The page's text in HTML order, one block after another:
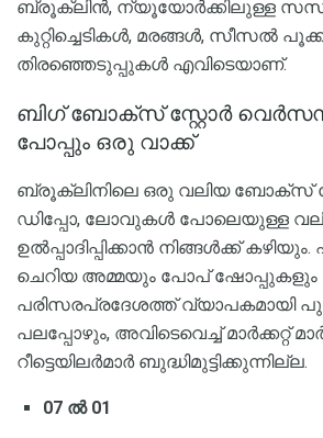
ബ്രൂക്ലിൻ, ന്യൂയോർക്കിലുള്ള
കുറ്റിച്ചെടികൾ, മരങ്ങൾ, സീസൽ
തിരഞ്ഞെടുപ്പുകൾ എവിടെയാണ്.
ബിഗ് ബോക്സ് സ്റ്റോർ
പോപ്പും ഒരു വാക്ക്
ബ്രൂക്ലിനിലെ ഒരു വലിയ ബോക്സ്
ഡിപ്പോ, ലോവുകൾ പോലെയുള്ള
ഉൽപ്പാദിപ്പിക്കാൻ നിങ്ങൾക്ക്
ചെറിയ അമ്മയും പോപ് ഷോപ്പുകളും
പരിസരപ്രദേശത്ത് വ്യാപകമായി
പലപ്പോഴും, അവിടെവെച്ച് മാർക്കറ്റ്
റീട്ടെയിലർമാർ ബുദ്ധിമുട്ടിക്കുന്നില്ല.
07 ൽ 01